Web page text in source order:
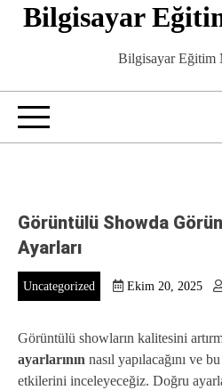
SkipBilgisayar
Bilgisayar Eğitim
Görüntülü Showda
Ayarları
Uncategorized Ekim 20, 2025
Görüntülü showların kalitesini
ayarlarının nasıl yapılacağını ve
etkilerini inceleyeceğiz. Doğru